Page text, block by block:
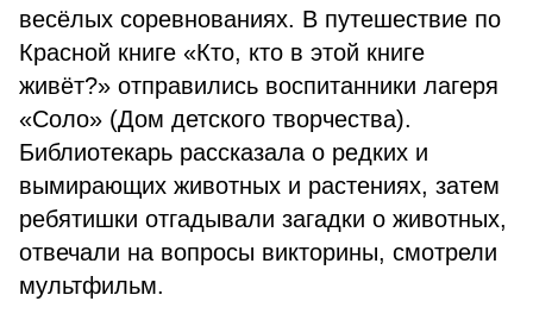
весёлых соревнованиях. В путешествие по
Красной книге «Кто, кто в этой книге
живёт?» отправились воспитанники лагеря
«Соло» (Дом детского творчества).
Библиотекарь рассказала о редких и
вымирающих животных и растениях, затем
ребятишки отгадывали загадки о животных,
отвечали на вопросы викторины, смотрели
мультфильм.